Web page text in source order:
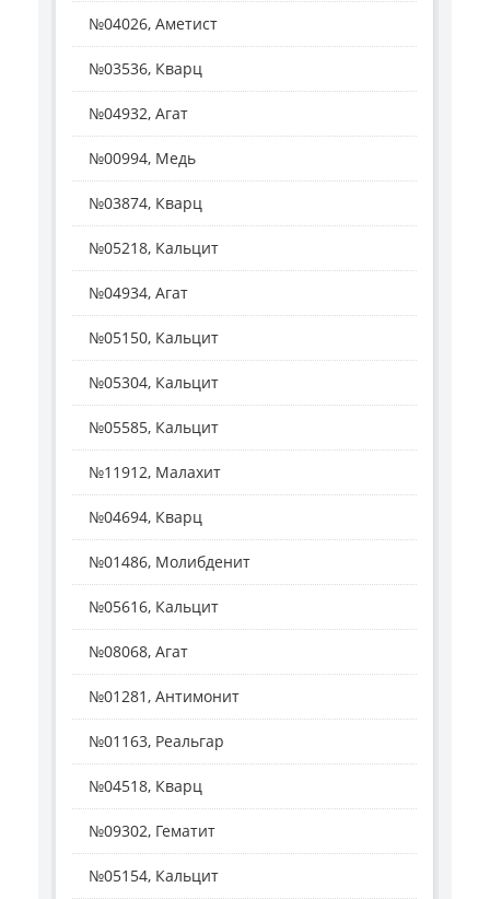
№04026, Аметист
№03536, Кварц
№04932, Агат
№00994, Медь
№03874, Кварц
№05218, Кальцит
№04934, Агат
№05150, Кальцит
№05304, Кальцит
№05585, Кальцит
№11912, Малахит
№04694, Кварц
№01486, Молибденит
№05616, Кальцит
№08068, Агат
№01281, Антимонит
№01163, Реальгар
№04518, Кварц
№09302, Гематит
№05154, Кальцит